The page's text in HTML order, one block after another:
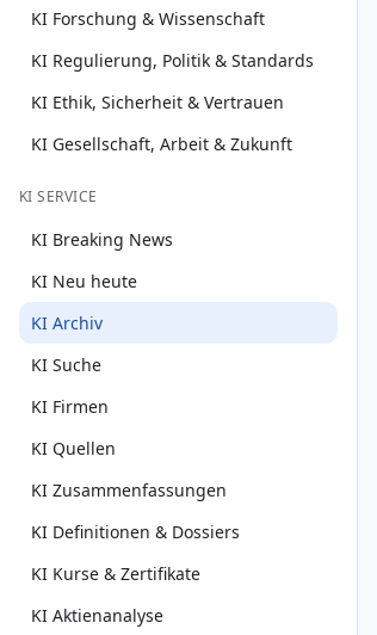
KI Forschung & Wissenschaft
KI Regulierung, Politik & Standards
KI Ethik, Sicherheit & Vertrauen
KI Gesellschaft, Arbeit & Zukunft
KI SERVICE
KI Breaking News
KI Neu heute
KI Archiv
KI Suche
KI Firmen
KI Quellen
KI Zusammenfassungen
KI Definitionen & Dossiers
KI Kurse & Zertifikate
KI Aktienanalyse